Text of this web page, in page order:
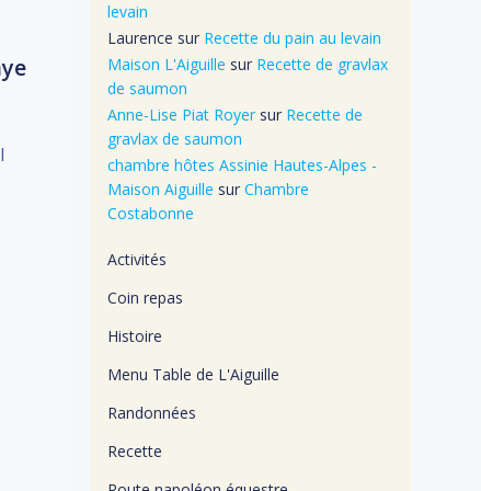
levain
Laurence sur Recette du pain au levain
Maison L'Aiguille sur Recette de gravlax
de saumon
Anne-Lise Piat Royersur Recette de
gravlax de saumon
chambre hôtes Assinie Hautes-Alpes -
Maison Aiguille sur Chambre
Costabonne
Activités
Coin repas
Histoire
Menu Table de L'Aiguille
Randonnées
Recette